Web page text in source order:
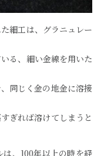
細工は、グラニュレー
る、細い金線を用いた
同じく金の地金に溶接
ぎれば溶けてしまうと
す。
、100年以上の時を経